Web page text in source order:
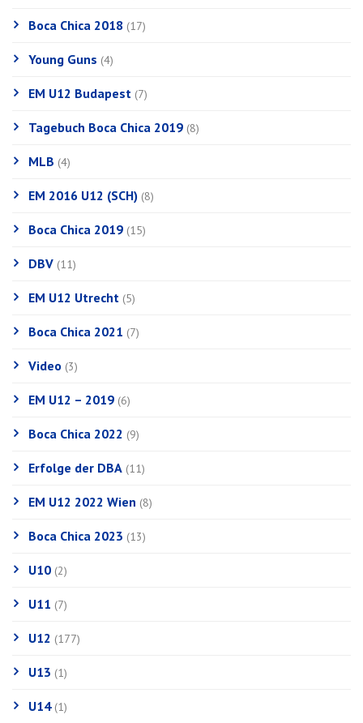
Boca Chica 2018 (17)
Young Guns (4)
EM U12 Budapest (7)
Tagebuch Boca Chica 2019 (8)
MLB (4)
EM 2016 U12 (SCH) (8)
Boca Chica 2019 (15)
DBV (11)
EM U12 Utrecht (5)
Boca Chica 2021 (7)
Video (3)
EM U12 – 2019 (6)
Boca Chica 2022 (9)
Erfolge der DBA (11)
EM U12 2022 Wien (8)
Boca Chica 2023 (13)
U10 (2)
U11 (7)
U12 (177)
U13 (1)
U14(1)